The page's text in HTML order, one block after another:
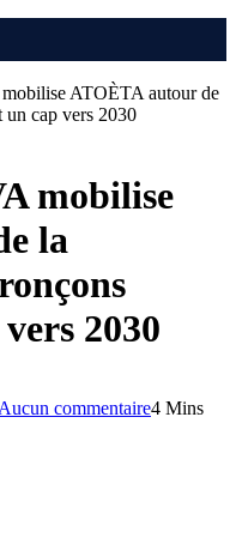
ATOÈTA autour de
un cap vers 2030
mobilise
la
2030
Aucun commentaire4 Mins